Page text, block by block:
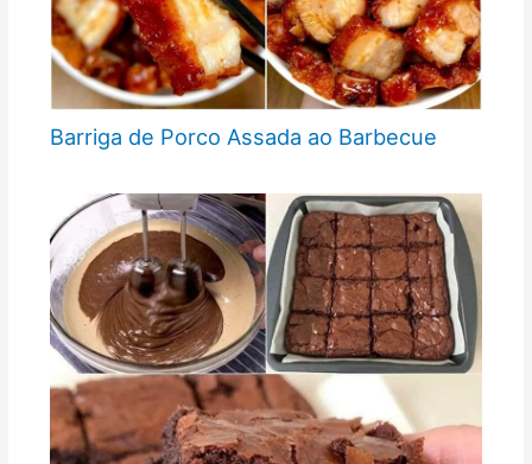
Barriga de Porco Assada ao Barbecue